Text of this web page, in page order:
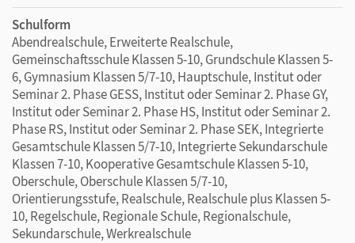
Schulform
Abendrealschule, Erweiterte Realschule,
Gemeinschaftsschule Klassen 5-10, Grundschule Klassen 5-
6, Gymnasium Klassen 5/7-10, Hauptschule, Institut oder
Seminar 2. Phase GESS, Institut oder Seminar 2. Phase GY,
Institut oder Seminar 2. Phase HS, Institut oder Seminar 2.
Phase RS, Institut oder Seminar 2. Phase SEK, Integrierte
Gesamtschule Klassen 5/7-10, Integrierte Sekundarschule
Klassen 7-10, Kooperative Gesamtschule Klassen 5-10,
Oberschule, Oberschule Klassen 5/7-10,
Orientierungsstufe, Realschule, Realschule plus Klassen 5-
10, Regelschule, Regionale Schule, Regionalschule,
Sekundarschule, Werkrealschule